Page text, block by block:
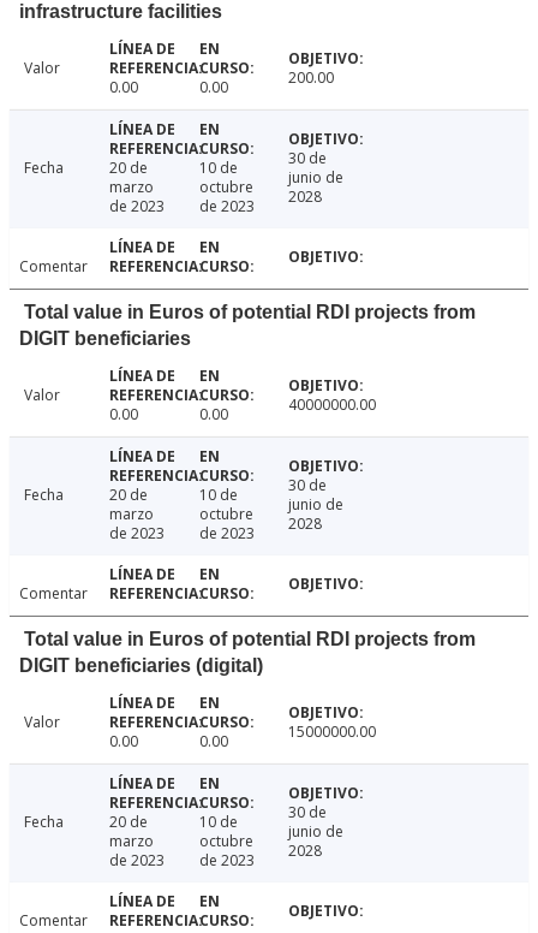
infrastructure facilities
Valor
0.00
0.00 200.00
Fecha
20 de
marzo
de 2023
10 de
octubre
de 2023
30 de
junio de
2028
Comentar
Total value in Euros of potential RDI projects from
DIGIT beneficiaries
Valor
0.00
0.00 40000000.00
Fecha
20 de
marzo
de 2023
10 de
octubre
de 2023
30 de
junio de
2028
Comentar
Total value in Euros of potential RDI projects from
DIGIT beneficiaries (digital)
Valor
0.00
0.00 15000000.00
Fecha
20 de
marzo
de 2023
10 de
octubre
de 2023
30 de
junio de
2028
Comentar